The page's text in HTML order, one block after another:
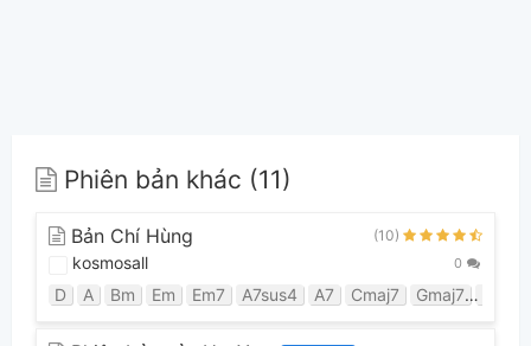
Phiên bản khác (11)
Bản Chí Hùng (10)
kosmosall 0
D A Bm Em Em7 A7sus4 A7 Cmaj7 Gmaj7